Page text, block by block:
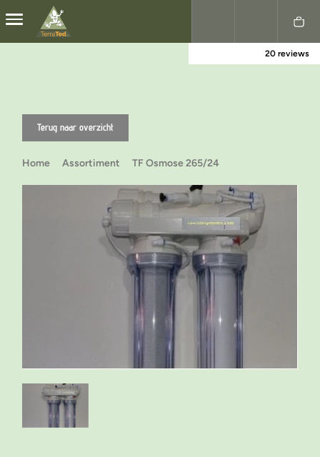
Nederlands
20 reviews
Terug naar overzicht
Home Assortiment TF Osmose 265/24